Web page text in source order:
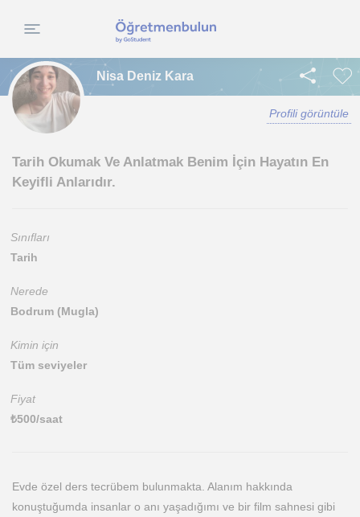
Nisa Deniz Kara
Profili görüntüle
Tarih Okumak Ve Anlatmak Benim İçin Hayatın En
Keyifli Anlarıdır.
Sınıfları
Tarih
Nerede
Bodrum (Mugla)
Kimin için
Tüm seviyeler
Fiyat
₺500/saat
Evde özel ders tecrübem bulunmakta. Alanım hakkında
konuştuğumda insanlar o anı yaşadığımı ve bir film sahnesi gibi